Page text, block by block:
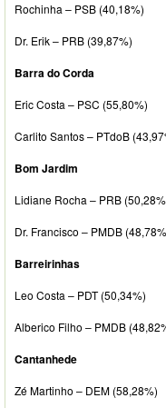
Rochinha – PSB (40,18%)
Dr. Erik – PRB (39,87%)
Barra do Corda
Eric Costa – PSC (55,80%)
Carlito Santos – PTdoB
Bom Jardim
Lidiane Rocha – PRB
Dr. Francisco – PMDB
Barreirinhas
Leo Costa – PDT (50,34%)
Alberico Filho – PMDB
Cantanhede
Zé Martinho – DEM (58,28%)